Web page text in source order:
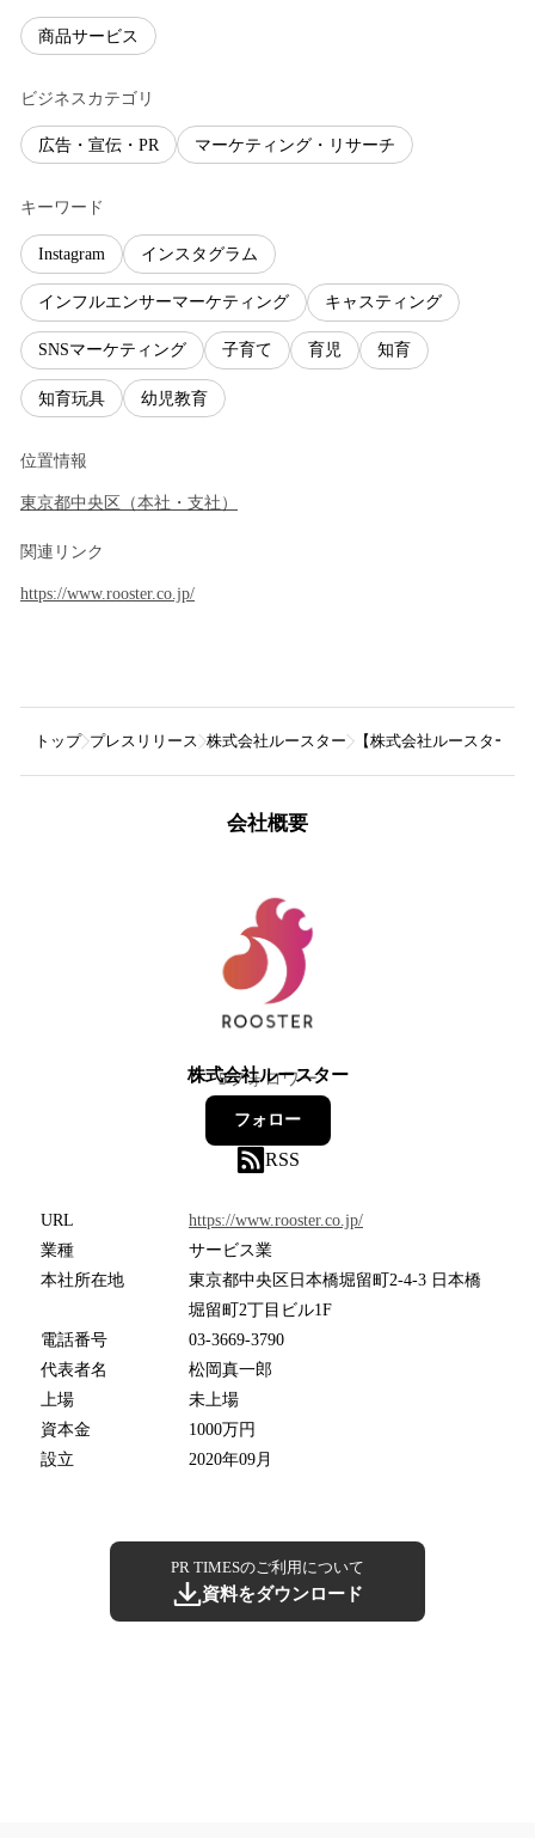
商品サービス
ビジネスカテゴリ
広告・宣伝・PR マーケティング・リサーチ
キーワード
Instagram インスタグラム
インフルエンサーマーケティング キャスティング
SNSマーケティング 子育て 育児 知育
知育玩具 幼児教育
位置情報
東京都中央区 （本社・支社 ）
関連リンク
https://www.rooster.co.jp/
トップ プレスリリース 株式会社ルースター 【株式会社ルースター
会社概要
株式会社ルースター
5フォロワー
フォロー
RSS
URL
https://www.rooster.co.jp/
業種
サービス業
本社所在地
東京都中央区日本橋堀留町2-4-3 日本橋
堀留町2丁目ビル1F
電話番号
03-3669-3790
代表者名
松岡真一郎
上場
未上場
資本金
1000万円
設立
2020年09月
PR TIMESのご利用について
資料をダウンロード